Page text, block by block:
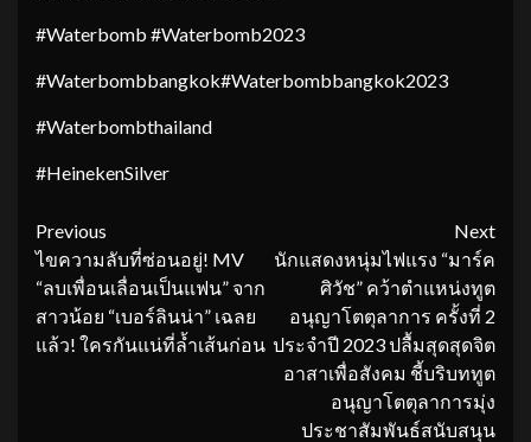
#Waterbomb #Waterbomb2023
#Waterbombbangkok#Waterbombbangkok2023
#Waterbombthailand
#HeinekenSilver
Continue
Reading
Previous
ไขความลับที่ซ่อนอยู่! MV
“ลบเพื่อนเลื่อนเป็นแฟน” จาก
สาวน้อย “เบอร์ลินน่า” เฉลย
แล้ว! ใครกันแน่ที่ล้ำเส้นก่อน
Next
นักแสดงหนุ่มไฟแรง “มาร์ค
ศิวัช” คว้าตำแหน่งทูต
อนุญาโตตุลาการ ครั้งที่ 2
ประจำปี 2023 ปลื้มสุดสุดจิต
อาสาเพื่อสังคม ชี้บริบททูต
อนุญาโตตุลาการมุ่ง
ประชาสัมพันธ์สนับสนุน